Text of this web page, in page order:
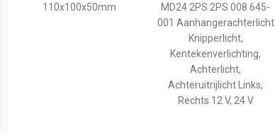
110x100x50mm
MD24 2PS 2PS 008 645-
001 Aanhangerachterlicht
Knipperlicht,
Kentekenverlichting,
Achterlicht,
Achteruitrijlicht Links,
Rechts 12 V, 24 V